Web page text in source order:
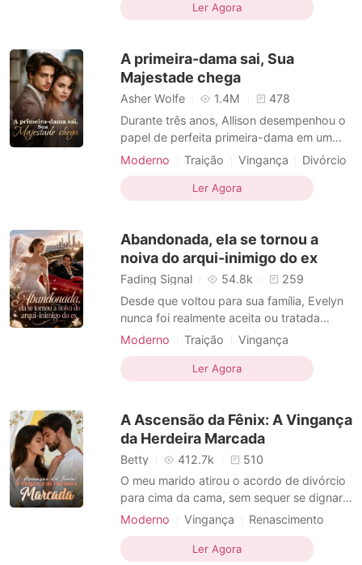
única chance de salvação nesta
tempestade. Mas quem atendeu foi o
"O Sr. Wilson disse para para
Ler Agora
A primeira-dama sai, Sua
Majestade chega
Asher Wolfe 1.4M
478
Durante três anos, Allison desempenhou o
papel de perfeita primeira-dama em um
casamento no qual o marido nunca
retribuiu o seu amor. Seu marido, Nolan,
zombava de suas origens, sua sogra a
ridicularizava por não poder conceber, e a
Allison aceitou o div
Moderno Traição Vingança Divórcio
Ler Agora
Abandonada, ela se tornou a
noiva do arqui-inimigo do ex
Fading Signal 54.8k
259
Desde que voltou para sua família, Evelyn
nunca foi realmente aceita ou tratada
como filha deles. No dia do seu
adotiva a ela, e o homem com quem ela
deveria se casar a abandonou na estrada
olhar para trás. Com o coraç
Moderno Traição
Vingança
Triângulo amoroso
Ler Agora
A Ascensão da Fênix: A Vingança
da Herdeira Marcada
Betty 412.7k
510
O meu marido atirou o acordo de divórcio
para cima da cama, sem sequer se dignar a
olhar para a minha cara. "A Cais voltou",
"Quero a casa vazia até hoje à noite.
Moderno Vingança
Renascimento
Com foco em mulheres
Crescimento pessoal
Ler Agora